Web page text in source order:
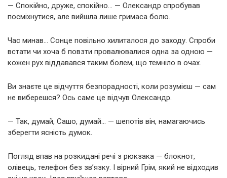
— Спокійно, друже, спокійно… — Олександр спробував
посміхнутися, але вийшла лише гримаса болю.
Час минав… Сонце повільно хилиталося до заходу. Спроби
встати чи хоча б повзти провалювалися одна за одною —
кожен рух віддавався таким болем, що темніло в очах.
Ви знаєте це відчуття безпорадності, коли розумієш — сам
не виберешся? Ось саме це відчув Олександр.
— Так, думай, Сашо, думай… — шепотів він, намагаючись
зберегти ясність думок.
Погляд впав на розкидані речі з рюкзака — блокнот,
олівець, телефон без зв’язку. І вірний Грім, який не відходив